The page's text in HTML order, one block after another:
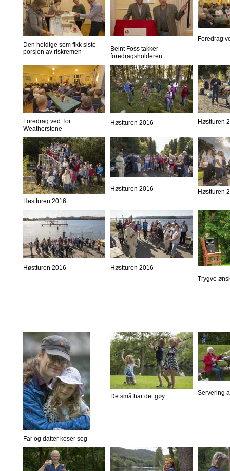
Den heldige som fikk siste
porsjon av riskremen
Beint Foss takker
foredragsholderen
Foredrag
Foredrag ved Tor
Weatherstone
Høstturen 2016 Høstturen
Høstturen 2016
Høstturen 2016 Høstturen
Høstturen 2016
Høstturen 2016
Trygve
Far og datter koser seg
De små har det gøy Servering